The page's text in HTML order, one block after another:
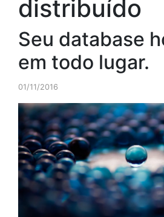
distribuído
Seu database
em todo lugar.
01/11/2016